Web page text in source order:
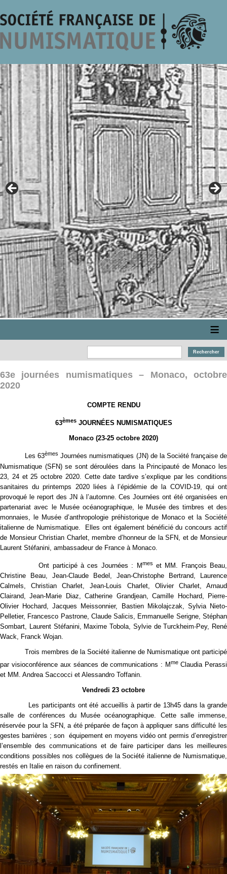
≡
63e journées numismatiques – Monaco, octobre
2020
COMPTE RENDU
63èmesJOURNÉES NUMISMATIQUES
Monaco (23-25 octobre 2020)
Les 63èmes Journées numismatiques (JN) de la Société française de
Numismatique (SFN) se sont déroulées dans la Principauté de Monaco les
23, 24 et 25 octobre 2020. Cette date tardive s’explique par les conditions
sanitaires du printemps 2020 liées à l’épidémie de la COVID-19, qui ont
provoqué le report des JN à l’automne. Ces Journées ont été organisées en
partenariat avec le Musée océanographique, le Musée des timbres et des
monnaies, le Musée d’anthropologie préhistorique de Monaco et la Société
italienne de Numismatique. Elles ont également bénéficié du concours actif
de Monsieur Christian Charlet, membre d’honneur de la SFN, et de Monsieur
Laurent Stéfanini, ambassadeur de France à Monaco.
Ont participé à ces Journées : Mmes et MM. François Beau,
Christine Beau, Jean-Claude Bedel, Jean-Christophe Bertrand, Laurence
Calmels, Christian Charlet, Jean-Louis Charlet, Olivier Charlet, Arnaud
Clairand, Jean-Marie Diaz, Catherine Grandjean, Camille Hochard, Pierre-
Olivier Hochard, Jacques Meissonnier, Bastien Mikolajczak, Sylvia Nieto-
Pelletier, Francesco Pastrone, Claude Salicis, Emmanuelle Serigne, Stéphan
Sombart, Laurent Stéfanini, Maxime Tobola, Sylvie de Turckheim-Pey, René
Wack, Franck Wojan.
Trois membres de la Société italienne de Numismatique ont participé
par visioconférence aux séances de communications : MmeClaudia Perassi
et MM. Andrea Saccocci et Alessandro Toffanin.
Vendredi 23 octobre
Les participants ont été accueillis à partir de 13h45 dans la grande
salle de conférences du Musée océanographique. Cette salle immense,
réservée pour la SFN, a été préparée de façon à appliquer sans difficulté les
gestes barrières ; son équipement en moyens vidéo ont permis d’enregistrer
l’ensemble des communications et de faire participer dans les meilleures
conditions possibles nos collègues de la Société italienne de Numismatique,
restés en Italie en raison du confinement.